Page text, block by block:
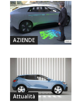
AZIENDE
Attualità